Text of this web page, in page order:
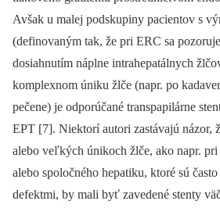
Avšak u malej podskupiny pacientov s
(definovaným tak, že pri ERC sa
dosiahnutím náplne intrahepatálnych
komplexnom úniku žlče (napr. po
pečene) je odporúčané transpapilárne
EPT [7]. Niektorí autori zastávajú názor,
alebo veľkých únikoch žlče, ako napr.
alebo spoločného hepatiku, ktoré sú
defektmi, by mali byť zavedené stenty